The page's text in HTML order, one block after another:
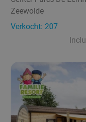
Zeewolde
Verkocht: 207